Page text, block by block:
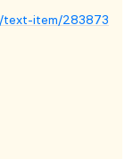
text-item/283873